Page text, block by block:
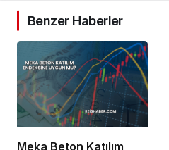
Benzer Haberler
Meka Beton Katılım